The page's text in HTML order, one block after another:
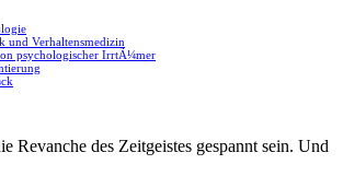
und Verhaltensmedizin
psychologischer IrrtÃ¼mer
des Zeitgeistes gespannt sein. Und